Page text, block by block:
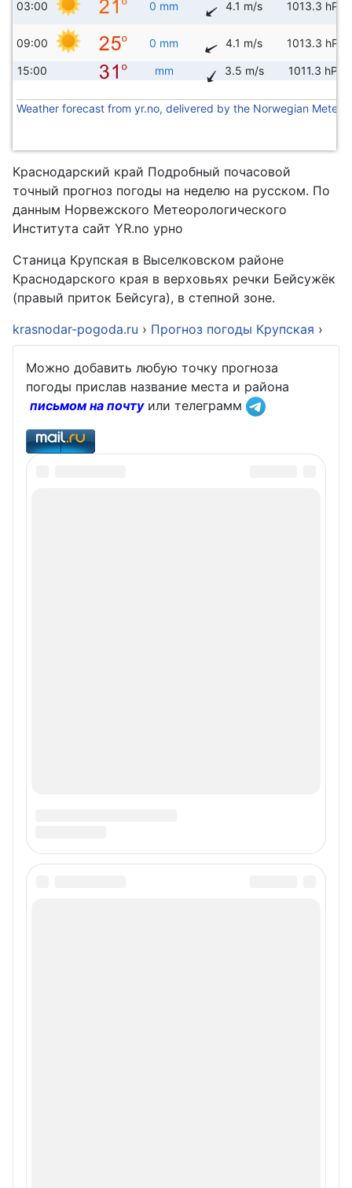
03:00 0 mm 4.1 m/s 1013.3 hPa
09:00 0 mm 4.1 m/s 1013.3 hPa
15:00 mm 3.5 m/s 1011.3 hPa
Weather forecast from yr.no, delivered by the Norwegian
Краснодарский край Подробный почасовой
точный прогноз погоды на неделю на русском. По
данным Норвежского Метеорологического
Института сайт YR.no урно
Станица Крупская в Выселковском районе
Краснодарского края в верховьях речки Бейсужёк
(правый приток Бейсуга), в степной зоне.
krasnodar-pogoda.ru › Прогноз погоды Крупская ›
Можно добавить любую точку прогноза
погоды прислав название места и района
письмом на почтуили телеграмм